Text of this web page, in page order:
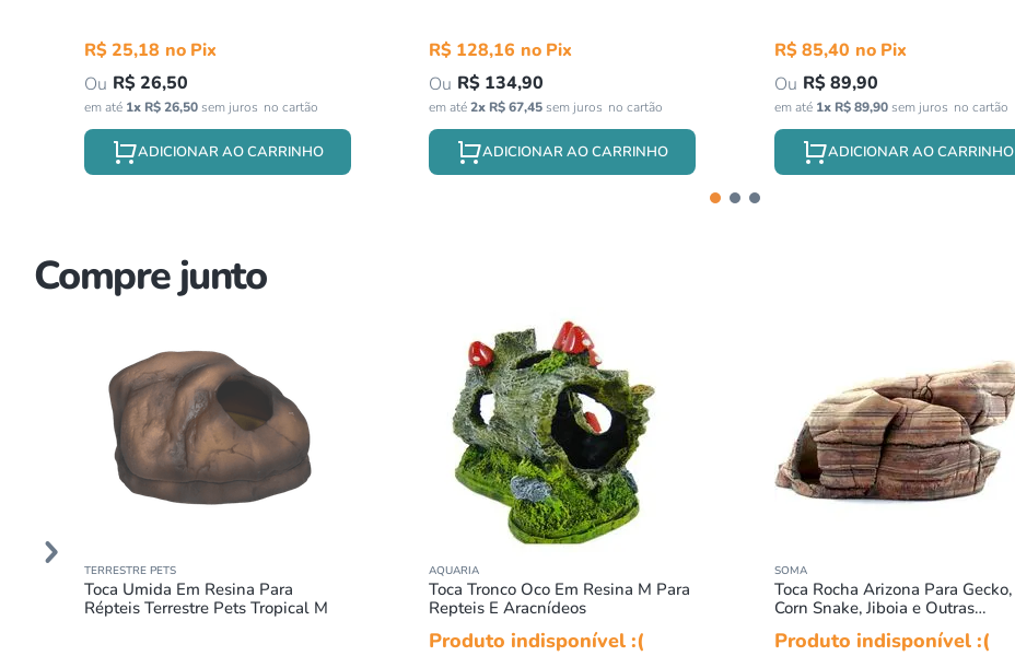
R$25,18
R$26,50
em até 1x R$ 26,50sem juros
ADICIONAR AO CARRINHO
R$ 128,16
R$ 134,90
em até2x R$67,45sem juros
ADICIONAR AO CARRINHO
R$85,40
R$89,90
em até 1x R$ 89,90sem juros
ADICIONAR AO CARRINHO
Compre junto
TERRESTRE PETS
Toca Umida Em Resina Para
Répteis Terrestre Pets Tropical M
AQUARIA
Toca Tronco Oco Em Resina M Para
Repteis E Aracnídeos
Produto indisponível :(
SOMA
Toca Rocha Arizona Para Gecko,
Corn Snake, Jiboia e Outras
Produto indisponível :(